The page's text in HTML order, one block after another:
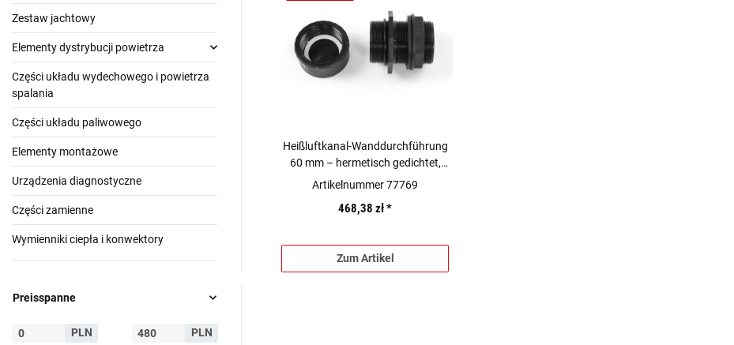
Heißluftkanal-Wanddurchführung
60 mm – hermetisch gedichtet,
komplett-Set
Artikelnummer 77769
468,38 zł*
Zum Artikel
Zestaw jachtowy
Elementy dystrybucji powietrza
Części układu wydechowego i powietrza
spalania
Części układu paliwowego
Elementy montażowe
Urządzenia diagnostyczne
Części zamienne
Wymienniki ciepła i konwektory
Preisspanne
PLN PLN